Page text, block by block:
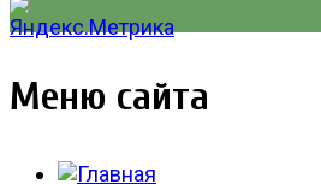
Меню сайта